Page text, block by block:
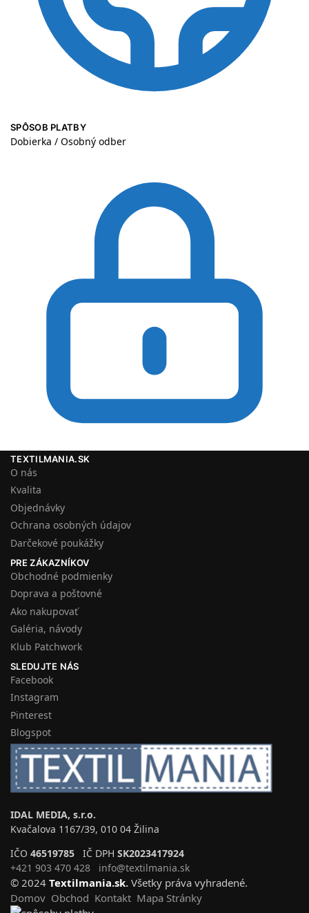
SPÔSOB PLATBY
Dobierka / Osobný odber
TEXTILMANIA.SK
O nás
Kvalita
Objednávky
Ochrana osobných údajov
Darčekové poukážky
PRE ZÁKAZNÍKOV
Obchodné podmienky
Doprava a poštovné
Ako nakupovať
Galéria, návody
Klub Patchwork
SLEDUJTE NÁS
Facebook
Instagram
Pinterest
Blogspot
IDAL MEDIA, s.r.o.
Kvačalova 1167/39, 010 04 Žilina
IČO 46519785 IČ DPH SK2023417924
+421 903 470 428
info@textilmania.sk
© 2024 Textilmania.sk. Všetky práva vyhradené.
Domov Obchod Kontakt Mapa Stránky